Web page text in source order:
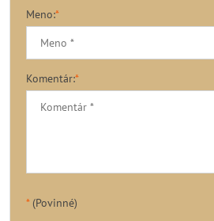
Meno:*
Komentár:*
*(Povinné)